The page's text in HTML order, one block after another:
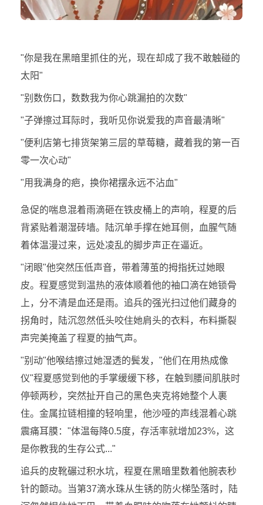
"你是我在黑暗里抓住的光，现在却成了我不敢触碰的
太阳"
"别数伤口，数数我为你心跳漏拍的次数"
"子弹擦过耳际时，我听见你说爱我的声音最清晰"
"便利店第七排货架第三层的草莓糖，藏着我的第一百
零一次心动"
"用我满身的疤，换你裙摆永远不沾血"
急促的喘息混着雨滴砸在铁皮桶上的声响，程夏的后
背紧贴着潮湿砖墙。陆沉单手撑在她耳侧，血腥气随
着体温漫过来，远处凌乱的脚步声正在逼近。
"闭眼"他突然压低声音，带着薄茧的拇指抚过她眼
皮。程夏感觉到温热的液体顺着他的袖口滴在她锁骨
上，分不清是血还是雨。追兵的强光扫过他们藏身的
拐角时，陆沉忽然低头咬住她肩头的衣料，布料撕裂
声完美掩盖了程夏的抽气声。
"别动"他喉结擦过她湿透的鬓发，"他们在用热成像
仪"程夏感觉到他的手掌缓缓下移，在触到腰间肌肤时
停顿两秒，突然扯开自己的黑色夹克将她整个人裹
住。金属拉链相撞的轻响里，他沙哑的声线混着心跳
震痛耳膜："体温每降0.5度，存活率就增加23%，这
是你教我的生存公式..."
追兵的皮靴碾过积水坑，程夏在黑暗里数着他腕表秒
针的颤动。当第37滴水珠从生锈的防火梯坠落时，陆